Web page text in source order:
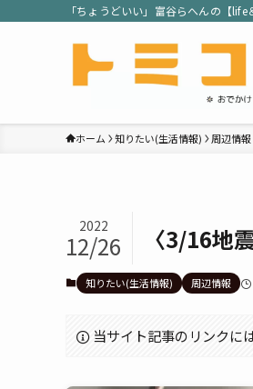
「ちょうどいい」富谷らへんの【life
ホーム 知りたい(生活情報) 周辺情報
〈3/16地
2022
12/26
知りたい(生活情報) 周辺情報
当サイト記事のリンクに